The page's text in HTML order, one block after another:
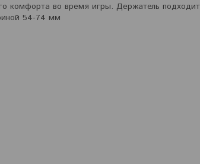
комфорта во время игры. Держатель подходит
54-74 мм